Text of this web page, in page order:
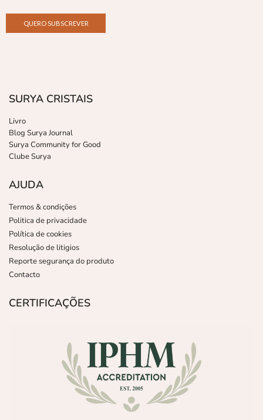
SURYA CRISTAIS
Livro
Blog Surya Journal
Surya Community for Good
Clube Surya
AJUDA
Termos & condições
Politica de privacidade
Política de cookies
Resolução de litigios
Reporte segurança do produto
Contacto
CERTIFICAÇÕES